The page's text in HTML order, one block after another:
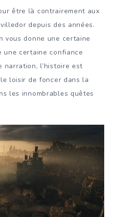
être là contrairement aux
depuis des années.
vous donne une certaine
certaine confiance
narration, l’histoire est
loisir de foncer dans la
les innombrables quêtes